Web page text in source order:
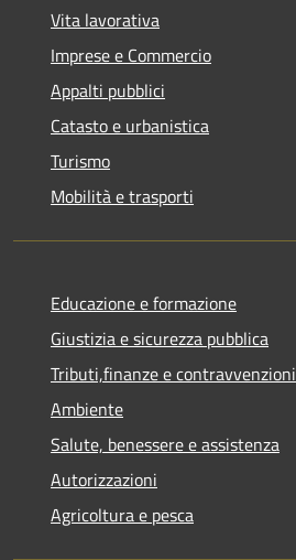
Vita lavorativa
Imprese e Commercio
Appalti pubblici
Catasto e urbanistica
Turismo
Mobilità e trasporti
Educazione e formazione
Giustizia e sicurezza pubblica
Tributi,finanze e contravvenzioni
Ambiente
Salute, benessere e assistenza
Autorizzazioni
Agricoltura e pesca